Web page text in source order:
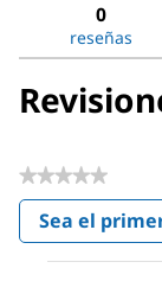
Ginsenosides
Mix
0
reseñas
★★★★★
Sin
puntuación
Sea el
.
Con